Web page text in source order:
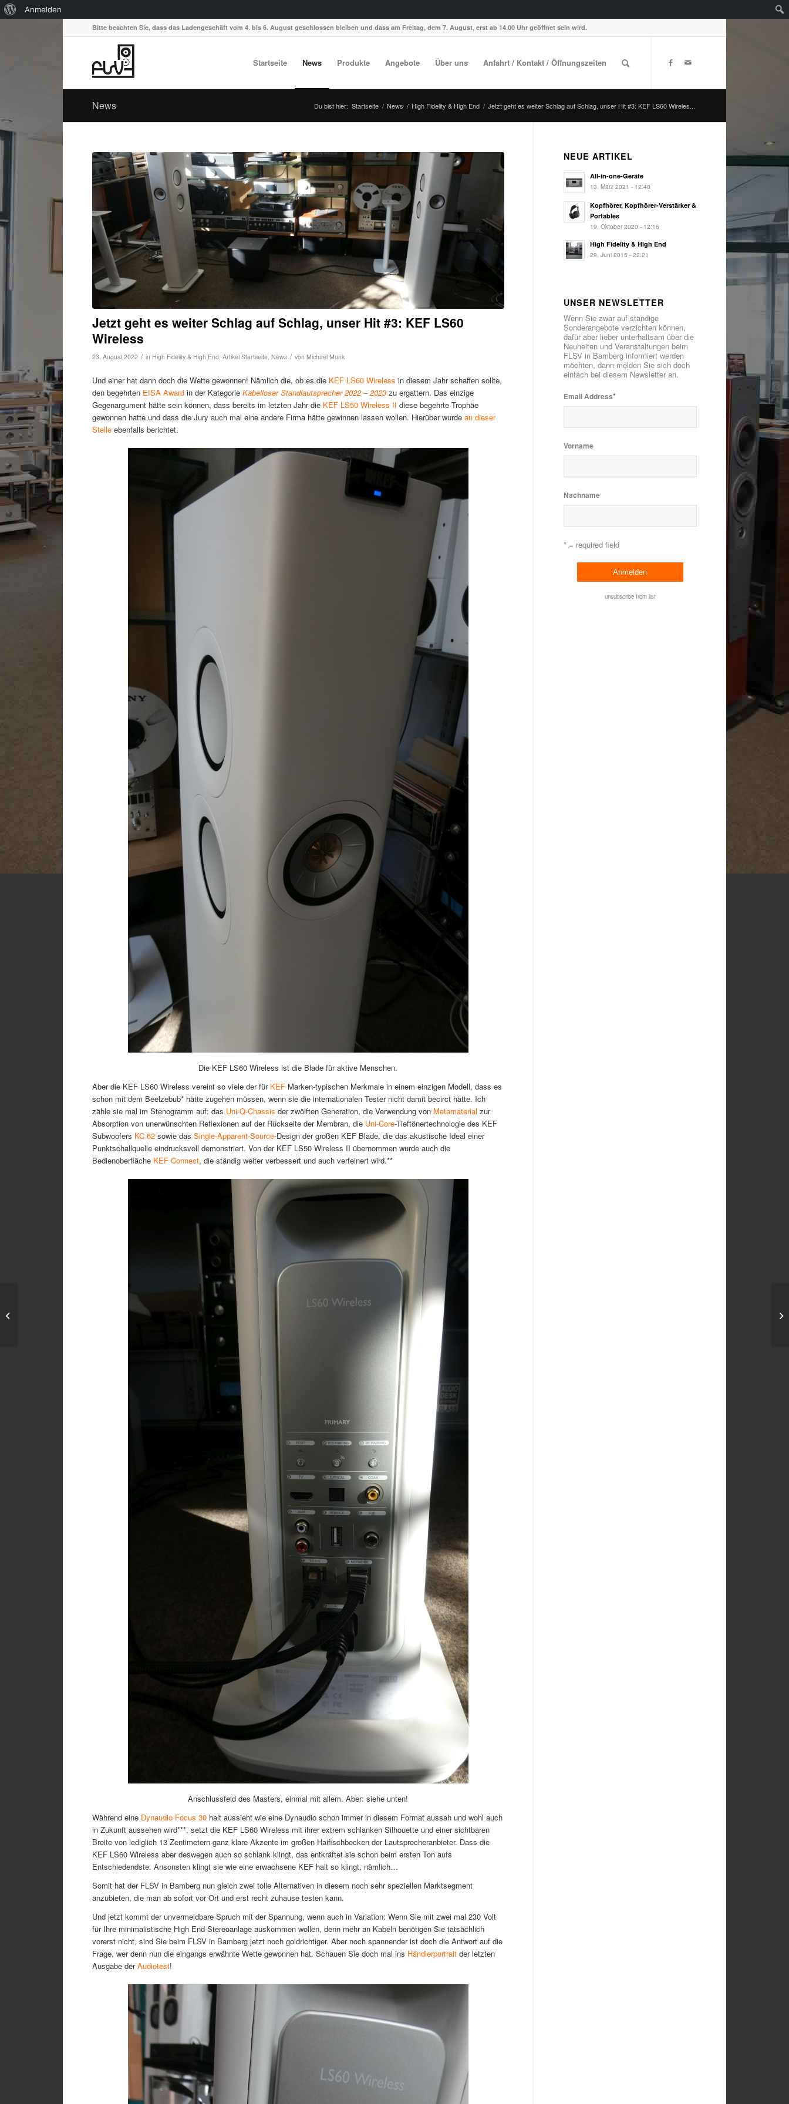
Über
Anmelden
Bitte beachten Sie, dass das Ladengeschäft vom 4. bis 6. August geschlossen bleiben und dass am Freitag, dem 7. August, erst ab 14.00 Uhr geöffnet sein wird.
Startseite News Produkte Angebote Über uns Anfahrt / Kontakt / Öffnungszeiten
News Du bist hier: Startseite / News / High Fidelity & High End / Jetzt geht es weiter Schlag auf Schlag, unser Hit #3: KEF LS60 Wireles...
Jetzt geht es weiter Schlag auf Schlag, unser Hit #3: KEF LS60
Wireless
23. August 2022 / in High Fidelity & High End Artikel Startseite News / von Michael Munk
Und einer hat dann doch die Wette gewonnen! Nämlich die, ob es die KEF LS60 Wireless in diesem Jahr schaffen sollte,
den begehrten EISA Award in der Kategorie Kabelloser Standlautsprecher 2022 – 2023 zu ergattern. Das einzige
Gegenargument hätte sein können, dass bereits im letzten Jahr die KEF LS50 Wireless II diese begehrte Trophäe
gewonnen hatte und dass die Jury auch mal eine andere Firma hätte gewinnen lassen wollen. Hierüber wurde an dieser
Stelle ebenfalls berichtet.
Die KEF LS60 Wireless ist die Blade für aktive Menschen.
Aber die KEF LS60 Wireless vereint so viele der für KEF Marken-typischen Merkmale in einem einzigen Modell, dass es
schon mit dem Beelzebub* hätte zugehen müssen, wenn sie die internationalen Tester nicht damit becirct hätte. Ich
zähle sie mal im Stenogramm auf: das Uni-Q-Chassis der zwölften Generation, die Verwendung von Metamaterial zur
Absorption von unerwünschten Reflexionen auf der Rückseite der Membran, die Uni-Core-Tieftönertechnologie des KEF
Subwoofers KC 62 sowie das Single-Apparent-Source-Design der großen KEF Blade, die das akustische Ideal einer
Punktschallquelle eindrucksvoll demonstriert. Von der KEF LS50 Wireless II übernommen wurde auch die
Bedienoberfläche KEF Connect, die ständig weiter verbessert und auch verfeinert wird.**
Anschlussfeld des Masters, einmal mit allem. Aber: siehe unten!
Während eine Dynaudio Focus 30 halt aussieht wie eine Dynaudio schon immer in diesem Format aussah und wohl auch
in Zukunft aussehen wird***, setzt die KEF LS60 Wireless mit ihrer extrem schlanken Silhouette und einer sichtbaren
Breite von lediglich 13 Zentimetern ganz klare Akzente im großen Haifischbecken der Lautsprecheranbieter. Dass die
KEF LS60 Wireless aber deswegen auch so schlank klingt, das entkräftet sie schon beim ersten Ton aufs
Entschiedendste. Ansonsten klingt sie wie eine erwachsene KEF halt so klingt, nämlich…
Somit hat der FLSV in Bamberg nun gleich zwei tolle Alternativen in diesem noch sehr speziellen Marktsegment
anzubieten, die man ab sofort vor Ort und erst recht zuhause testen kann.
Und jetzt kommt der unvermeidbare Spruch mit der Spannung, wenn auch in Variation: Wenn Sie mit zwei mal 230 Volt
für Ihre minimalistische High End-Stereoanlage auskommen wollen, denn mehr an Kabeln benötigen Sie tatsächlich
vorerst nicht, sind Sie beim FLSV in Bamberg jetzt noch goldrichtiger. Aber noch spannender ist doch die Antwort auf die
Frage, wer denn nun die eingangs erwähnte Wette gewonnen hat. Schauen Sie doch mal ins Händlerportrait der letzten
Ausgabe derAudiotest!
NEUE ARTIKEL
All-in-one-Geräte
13. März 2021 - 12:48
Kopfhörer, Kopfhörer-Verstärker &
Portables
19. Oktober 2020 - 12:16
High Fidelity & High End
29. Juni 2015 - 22:21
UNSER NEWSLETTER
Wenn Sie zwar auf ständige
Sonderangebote verzichten können,
dafür aber lieber unterhaltsam über die
Neuheiten und Veranstaltungen beim
FLSV in Bamberg informiert werden
möchten, dann melden Sie sich doch
einfach bei diesem Newsletter an.
Email Address*
Vorname
Nachname
* = required field
unsubscribe from list